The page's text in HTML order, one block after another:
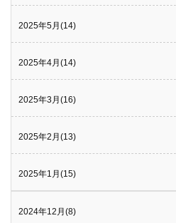
2025年5月(14)
2025年4月(14)
2025年3月(16)
2025年2月(13)
2025年1月(15)
2024年12月(8)